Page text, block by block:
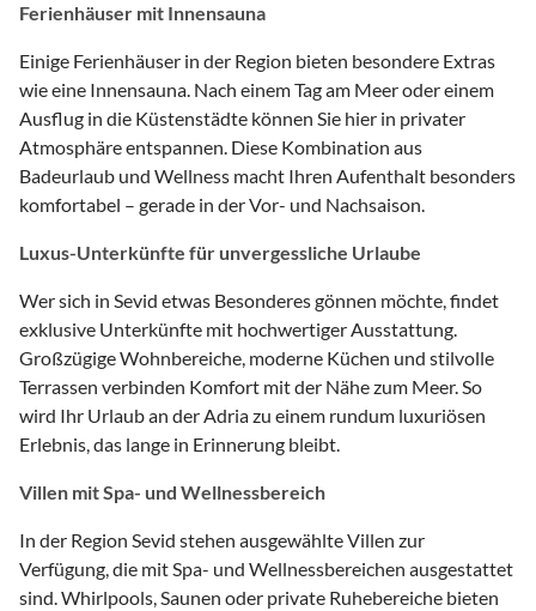
Ferienhäuser mit Innensauna
Einige Ferienhäuser in der Region bieten besondere Extras
wie eine Innensauna. Nach einem Tag am Meer oder einem
Ausflug in die Küstenstädte können Sie hier in privater
Atmosphäre entspannen. Diese Kombination aus
Badeurlaub und Wellness macht Ihren Aufenthalt besonders
komfortabel – gerade in der Vor- und Nachsaison.
Luxus-Unterkünfte für unvergessliche Urlaube
Wer sich in Sevid etwas Besonderes gönnen möchte, findet
exklusive Unterkünfte mit hochwertiger Ausstattung.
Großzügige Wohnbereiche, moderne Küchen und stilvolle
Terrassen verbinden Komfort mit der Nähe zum Meer. So
wird Ihr Urlaub an der Adria zu einem rundum luxuriösen
Erlebnis, das lange in Erinnerung bleibt.
Villen mit Spa- und Wellnessbereich
In der Region Sevid stehen ausgewählte Villen zur
Verfügung, die mit Spa- und Wellnessbereichen ausgestattet
sind. Whirlpools, Saunen oder private Ruhebereiche bieten